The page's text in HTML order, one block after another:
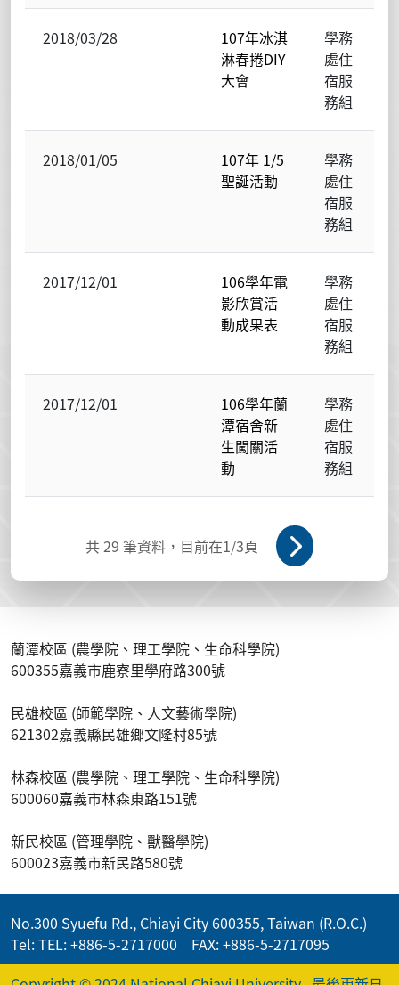
2018/03/28
107年冰淇
淋春捲DIY
大會
學務
處住
宿服
務組
2018/01/05
107年 1/5
聖誕活動
學務
處住
宿服
務組
2017/12/01
106學年電
影欣賞活
動成果表
學務
處住
宿服
務組
2017/12/01
106學年蘭
潭宿舍新
生闖關活
動
學務
處住
宿服
務組
共29 筆資料，目前在1/3頁
蘭潭校區 (農學院、理工學院、生命科學院)
600355嘉義市鹿寮里學府路300號
民雄校區 (師範學院、人文藝術學院)
621302嘉義縣民雄鄉文隆村85號
林森校區 (農學院、理工學院、生命科學院)
600060嘉義市林森東路151號
新民校區 (管理學院、獸醫學院)
600023嘉義市新民路580號
No.300 Syuefu Rd., Chiayi City 600355, Taiwan (R.O.C.)
Tel: TEL: +886-5-2717000 FAX: +886-5-2717095